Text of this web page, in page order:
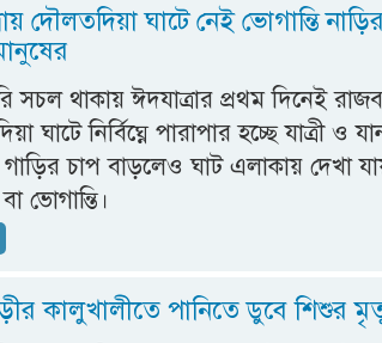
দৌলতদিয়া ঘাটে নেই ভোগান্তি
সচল থাকায় ঈদযাত্রার প্রথম দিনেই
ঘাটে নির্বিঘ্নে পারাপার হচ্ছে যাত্রী ও
চাপ বাড়লেও ঘাট এলাকায় দেখা
ভোগান্তি।
কালুখালীতে পানিতে ডুবে শিশুর